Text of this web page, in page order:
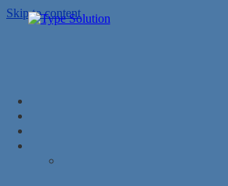
Skip to content